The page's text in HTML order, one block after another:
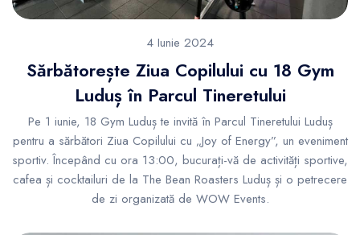
4 Iunie 2024
Sărbătorește Ziua Copilului cu 18 Gym
Luduș în Parcul Tineretului
Pe 1 iunie, 18 Gym Luduș te invită în Parcul Tineretului Luduș
pentru a sărbători Ziua Copilului cu „Joy of Energy”, un eveniment
sportiv. Începând cu ora 13:00, bucurați-vă de activități sportive,
cafea și cocktailuri de la The Bean Roasters Luduș și o petrecere
de zi organizată de WOW Events.